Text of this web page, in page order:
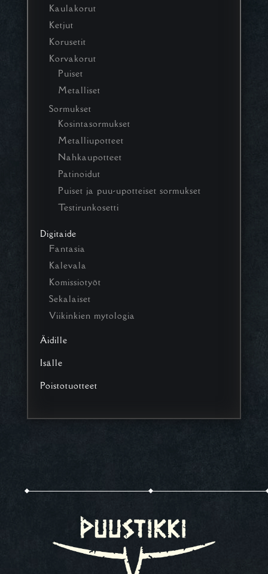
Kaulakorut
Ketjut
Korusetit
Korvakorut
Puiset
Metalliset
Sormukset
Kosintasormukset
Metalliupotteet
Nahkaupotteet
Patinoidut
Puiset ja puu-upotteiset sormukset
Testirunkosetti
Digitaide
Fantasia
Kalevala
Komissiotyöt
Sekalaiset
Viikinkien mytologia
Äidille
Isälle
Poistotuotteet